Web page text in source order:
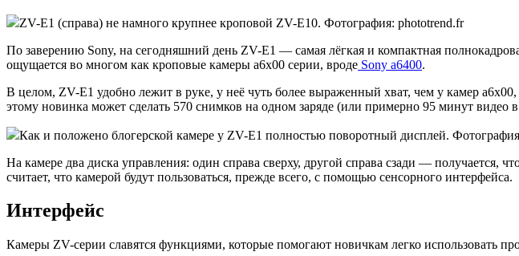
ZV-E1 (справа) не намного крупнее кроповой ZV-E10. Фотография: phototrend.fr
По заверению Sony, на сегодняшний день ZV-E1 — самая лёгкая и компактная
ощущается во многом как кроповые камеры а6х00 серии, вроде Sony а6400.
В целом, ZV-E1 удобно лежит в руке, у неё чуть более выраженный хват, чем у камер
этому новинка может сделать 570 снимков на одном заряде (или примерно 95 минут видео в
Как и положено блогерской камере у ZV-E1 полностью поворотный дисплей.
На камере два диска управления: один справа сверху, другой справа сзади —
считает, что камерой будут пользоваться, прежде всего, с помощью сенсорного интерфейса.
Интерфейс
Камеры ZV-серии славятся функциями, которые помогают новичкам легко